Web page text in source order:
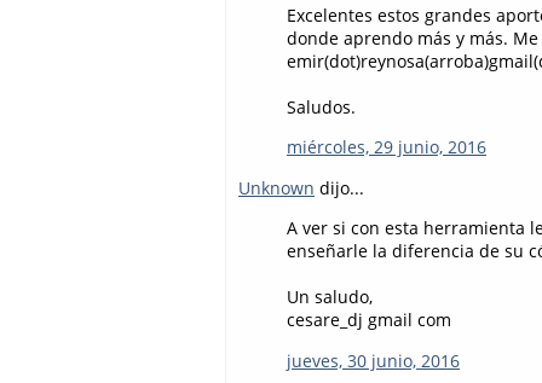
Excelentes estos grandes
donde aprendo más y más.
Saludos.
miércoles, 29 junio, 2016
Unknown dijo...
A ver si con esta herramienta
enseñarle la diferencia de su
Un saludo,
cesare_dj gmail com
jueves, 30 junio, 2016